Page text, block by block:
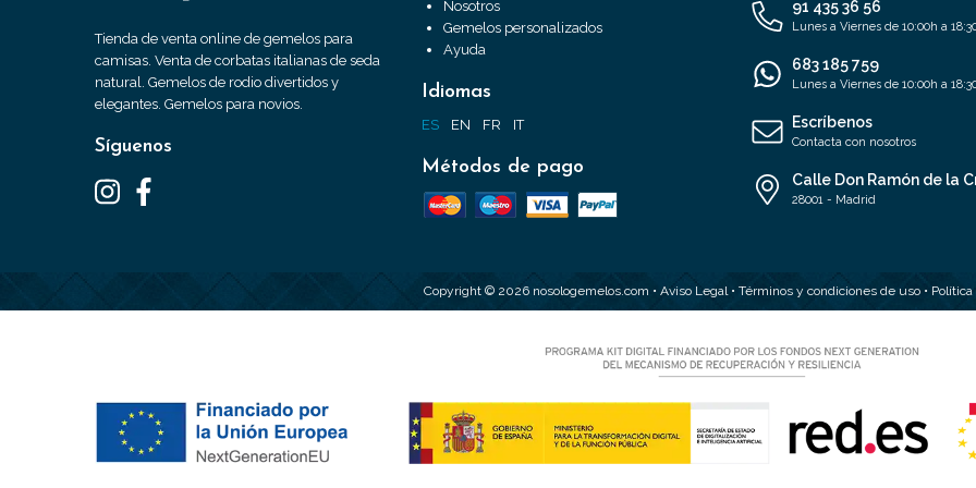
Tienda de venta online de gemelos para
camisas. Venta de corbatas italianas de seda
natural. Gemelos de rodio divertidos y
elegantes. Gemelos para novios.
Síguenos
Nosotros
Gemelos personalizados
Ayuda
Idiomas
ES EN FR IT
Métodos de pago
91 435 36 56
Lunes a Viernes de 10:00h a
683 185 759
Lunes a Viernes de 10:00h a
Escríbenos
Contacta con nosotros
Calle Don Ramón de la
28001 - Madrid
Copyright © 2026 nosologemelos.com • Aviso Legal• Términos y condiciones de uso•